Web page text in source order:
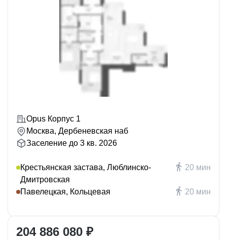
Opus Корпус 1
Москва, Дербеневская наб
Заселение до 3 кв. 2026
Крестьянская застава, Люблинско-
Дмитровская
20 мин
Павелецкая, Кольцевая 20 мин
204 886 080 ₽